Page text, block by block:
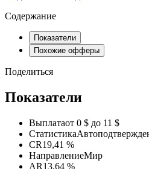
Содержание
Показатели
Похожие офферы
Поделиться
Показатели
Выплатаот 0 $ до 11 $
Статистика
CR19,41 %
НаправлениеМир
AR13,64 %